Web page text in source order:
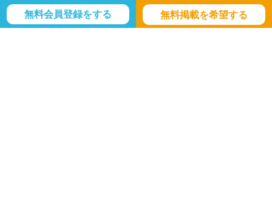
無料会員登録をする
無料掲載を希望する